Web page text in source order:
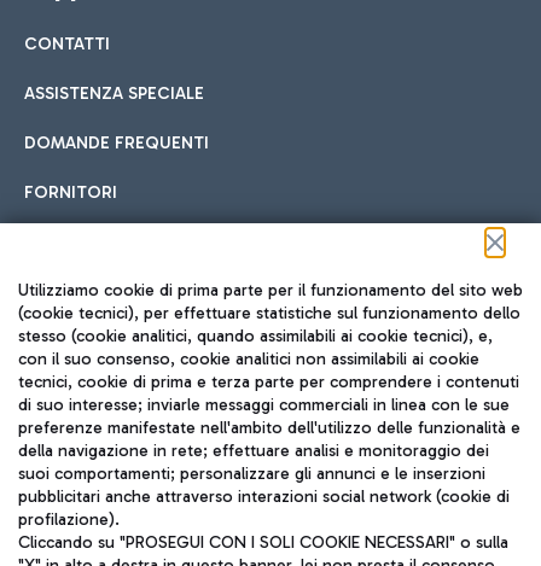
Cucina Internazionale
Fast Food
Hotel in aeroporto
Scegli l'alloggio più adatto e approfitta della vicinanza
all'aeroporto.
Car sharing
Con il Car Sharing è ancora più facile spostarsi
Treno
Raggiungi velocemente l'aeroporto di Fiumicino da Roma
tramite i servizi ferroviari Trenitalia.
CONTATTI
ASSISTENZA SPECIALE
DOMANDE FREQUENTI
FORNITORI
Seguici sui social
TRAVEL JOURNAL
ITA
Utilizziamo cookie di prima parte per il funzionamento del sito web
(cookie tecnici), per effettuare statistiche sul funzionamento dello
stesso (cookie analitici, quando assimilabili ai cookie tecnici), e,
con il suo consenso, cookie analitici non assimilabili ai cookie
tecnici, cookie di prima e terza parte per comprendere i contenuti
di suo interesse; inviarle messaggi commerciali in linea con le sue
preferenze manifestate nell'ambito dell'utilizzo delle funzionalità e
della navigazione in rete; effettuare analisi e monitoraggio dei
suoi comportamenti; personalizzare gli annunci e le inserzioni
pubblicitari anche attraverso interazioni social network (cookie di
profilazione).
Cliccando su "PROSEGUI CON I SOLI COOKIE NECESSARI" o sulla